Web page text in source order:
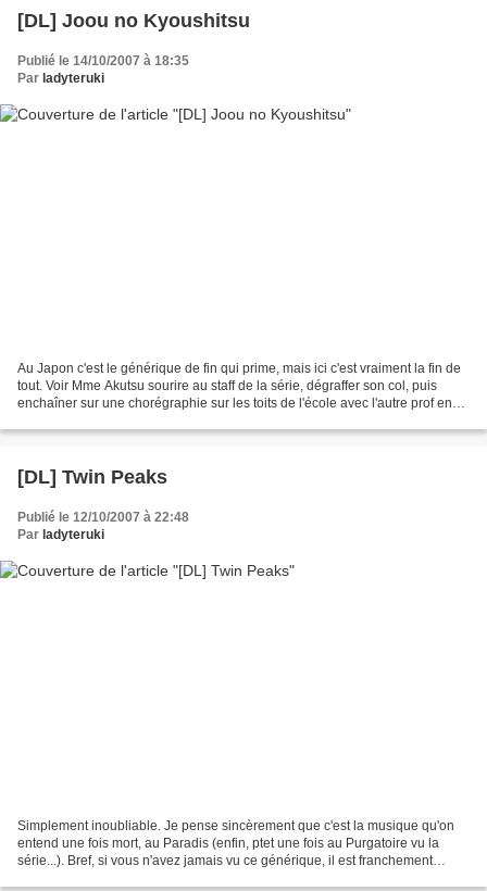
[DL] Joou no Kyoushitsu
Publié le 14/10/2007 à 18:35
Par ladyteruki
Au Japon c'est le générique de fin qui prime, mais ici c'est vraiment la fin de
tout. Voir Mme Akutsu sourire au staff de la série, dégraffer son col, puis
enchaîner sur une chorégraphie sur les toits de l'école avec l'autre prof en
[DL] Twin Peaks
Publié le 12/10/2007 à 22:48
Par ladyteruki
Simplement inoubliable. Je pense sincèrement que c'est la musique qu'on
entend une fois mort, au Paradis (enfin, ptet une fois au Purgatoire vu la
série...). Bref, si vous n'avez jamais vu ce générique, il est franchement